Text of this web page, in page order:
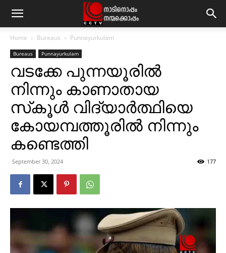
Home Bureaus Punnayurkulam
Bureaus Punnayurkulam
വടക്കേ പുന്നയൂരില്‍
നിന്നും കാണാതായ
സ്‌കൂള്‍ വിദ്യാര്‍ത്ഥിയെ
കോയമ്പത്തൂരില്‍ നിന്നും
കണ്ടെത്തി
September 30, 2024 177